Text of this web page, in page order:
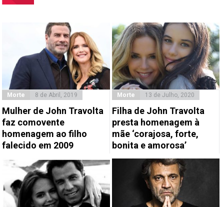
Morte 8 de Abril, 2019
Mulher de John Travolta
faz comovente
homenagem ao filho
falecido em 2009
Morte 13 de Julho, 2020
Filha de John Travolta
presta homenagem à
mãe ‘corajosa, forte,
bonita e amorosa’